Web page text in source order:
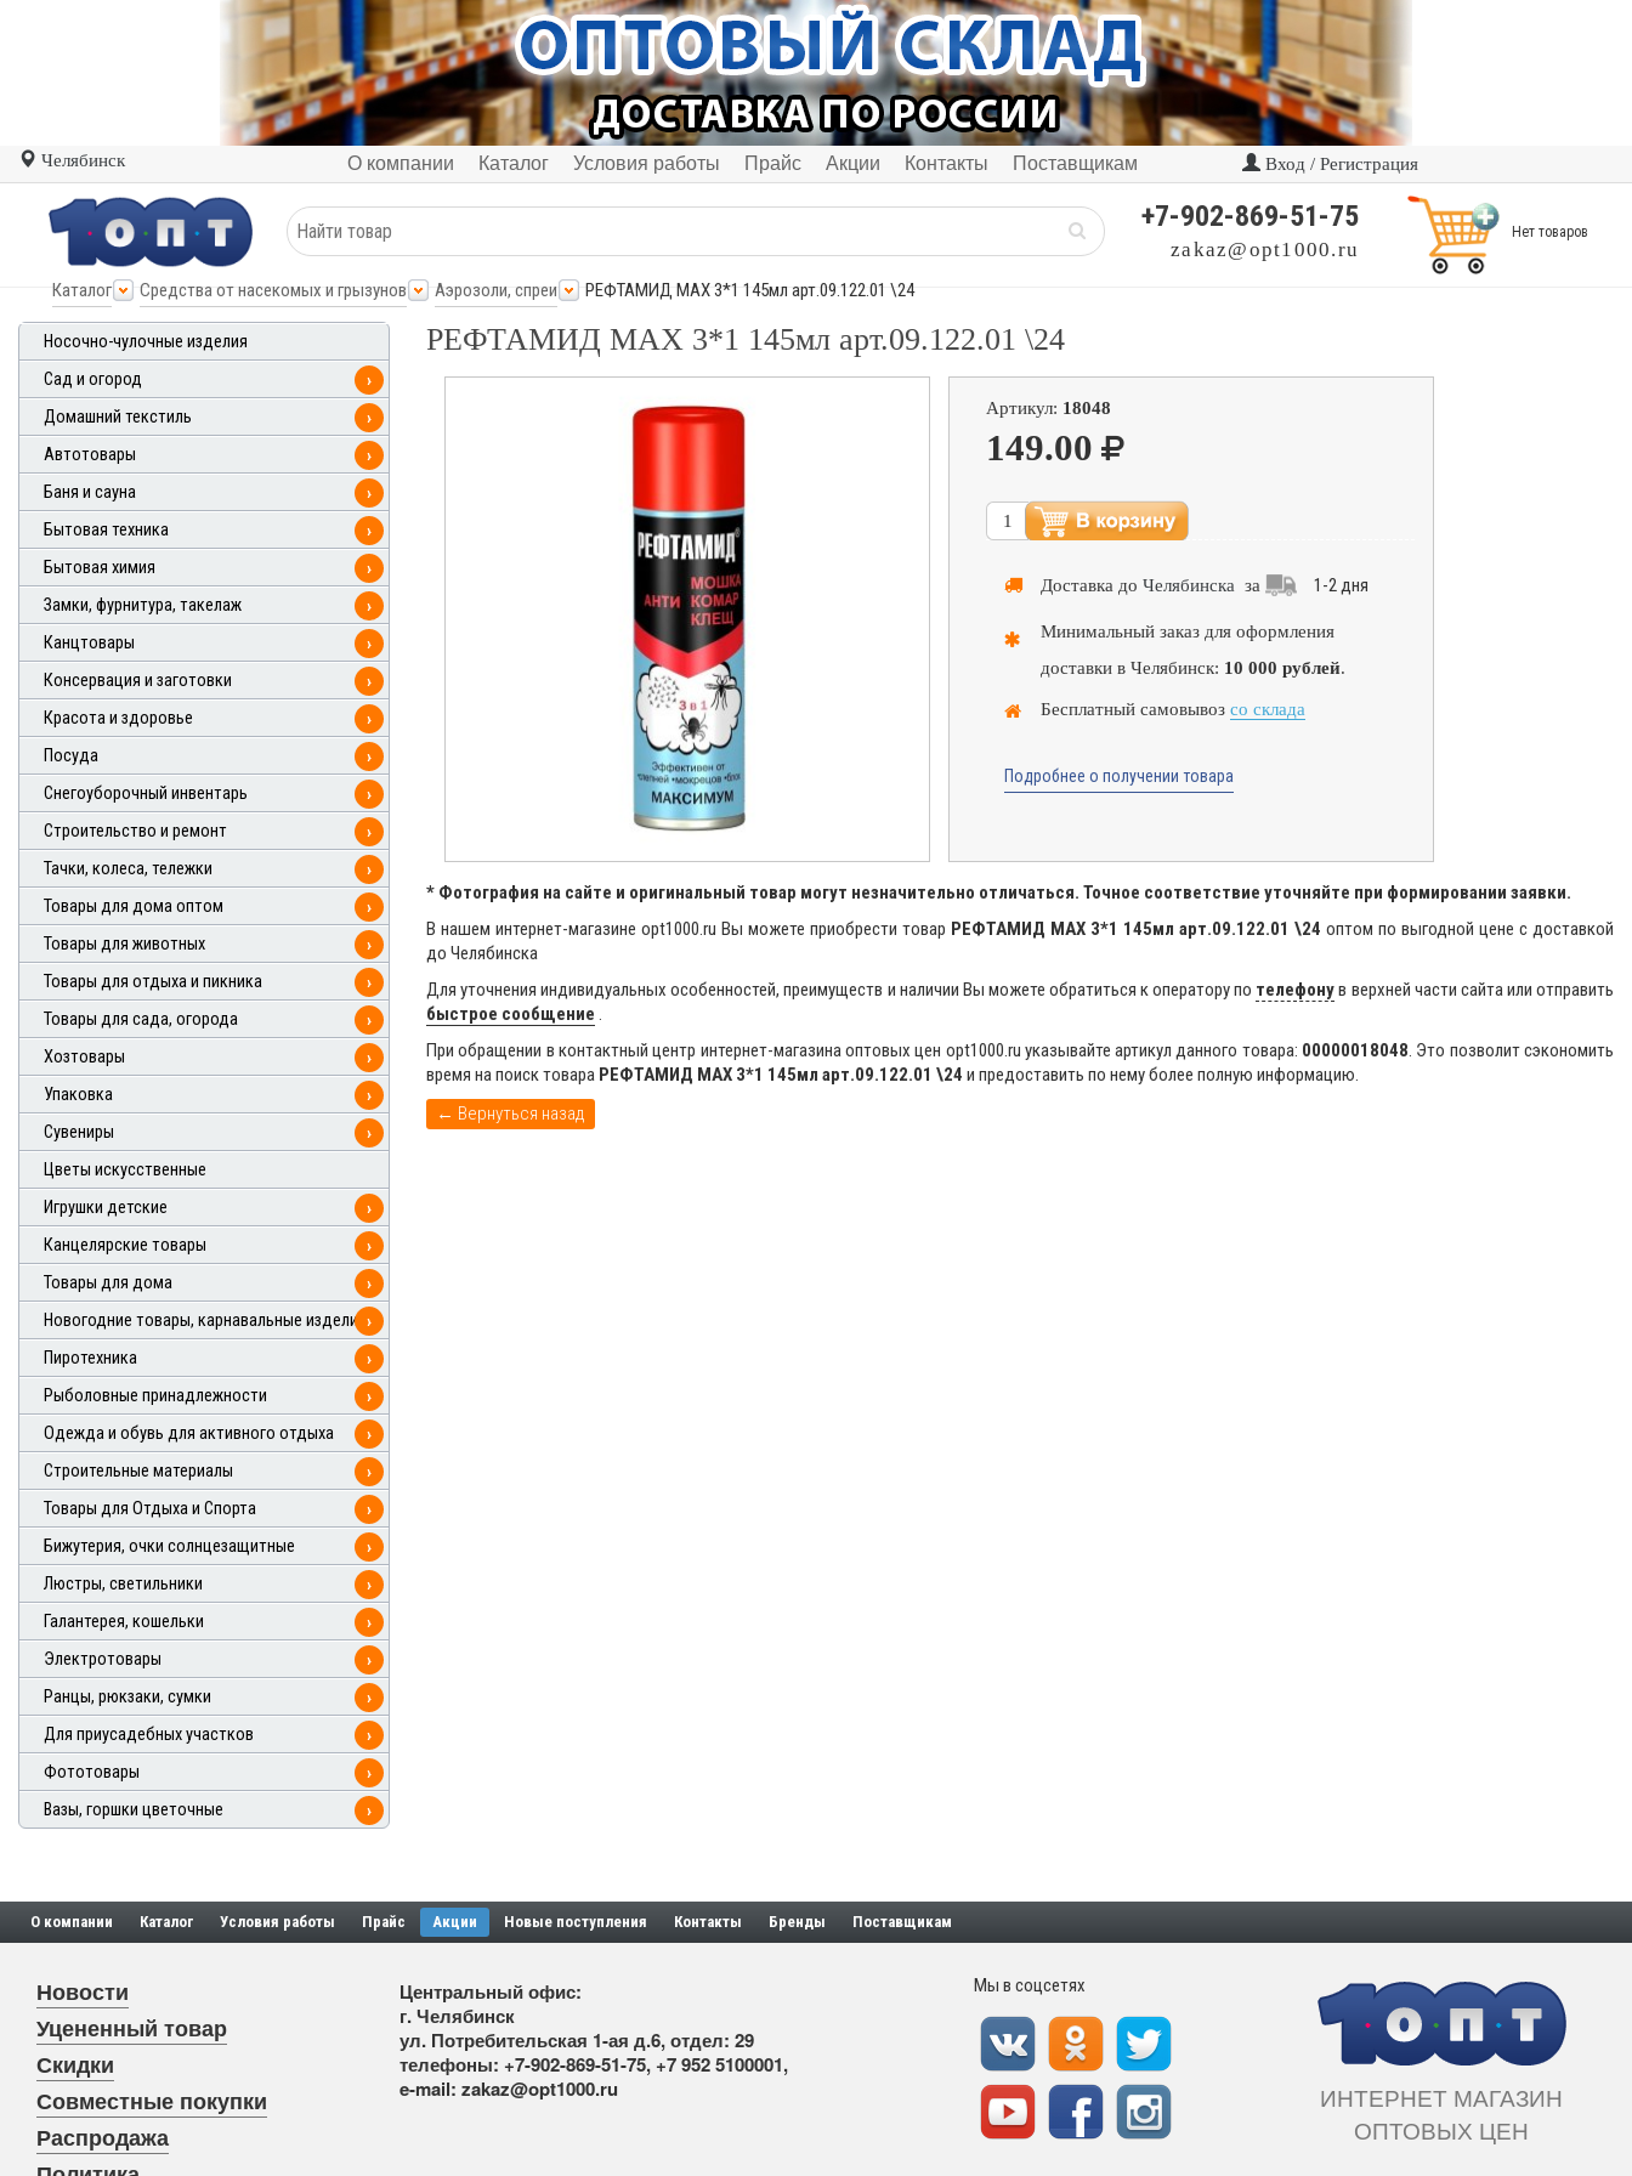
Челябинск О компании Каталог Условия работы Прайс Акции Контакты Поставщикам Вход / Регистрация
+7-902-869-51-75
zakaz@opt1000.ru
Нет товаров
Каталог Средства от насекомых и грызунов Аэрозоли, спреи РЕФТАМИД MAX 3*1 145мл арт.09.122.01 \24
Носочно-чулочные изделия
Сад и огород
›
Домашний текстиль
›
Автотовары
›
Баня и сауна
›
Бытовая техника
›
Бытовая химия
›
Замки, фурнитура, такелаж
›
Канцтовары
›
Консервация и заготовки
›
Красота и здоровье
›
Посуда
›
Снегоуборочный инвентарь
›
Строительство и ремонт
›
Тачки, колеса, тележки
›
Товары для дома оптом
›
Товары для животных
›
Товары для отдыха и пикника
›
Товары для сада, огорода
›
Хозтовары
›
Упаковка
›
Сувениры
›
Цветы искусственные
Игрушки детские
›
Канцелярские товары
›
Товары для дома
›
Новогодние товары, карнавальные изделия ›
Пиротехника
›
Рыболовные принадлежности
›
Одежда и обувь для активного отдыха
›
Строительные материалы
›
Товары для Отдыха и Спорта
›
Бижутерия, очки солнцезащитные
›
Люстры, светильники
›
Галантерея, кошельки
›
Электротовары
›
Ранцы, рюкзаки, сумки
›
Для приусадебных участков
›
Фототовары
›
Вазы, горшки цветочные
›
РЕФТАМИД MAX 3*1 145мл арт.09.122.01 \24
Артикул: 18048
149.00
Доставка до Челябинска за 1-2 дня
Минимальный заказ для оформления
доставки в Челябинск: 10 000 рублей.
Бесплатный самовывоз со склада
Подробнее о получении товара
* Фотография на сайте и оригинальный товар могут незначительно отличаться. Точное соответствие уточняйте при формировании заявки.
В нашем интернет-магазине opt1000.ru Вы можете приобрести товар РЕФТАМИД MAX 3*1 145мл арт.09.122.01 \24 оптом по выгодной цене с доставкой
до Челябинска
Для уточнения индивидуальных особенностей, преимуществ и наличии Вы можете обратиться к оператору по телефонув верхней части сайта или отправить
быстрое сообщение .
При обращении в контактный центр интернет-магазина оптовых цен opt1000.ru указывайте артикул данного товара: 00000018048. Это позволит сэкономить
время на поиск товара РЕФТАМИД MAX 3*1 145мл арт.09.122.01 \24 и предоставить по нему более полную информацию.
О компании Каталог Условия работы Прайс Акции Новые поступления Контакты Бренды Поставщикам
Новости
Уцененный товар
Скидки
Совместные покупки
Распродажа
Центральный офис:
г. Челябинск
ул. Потребительская 1-ая д.6, отдел: 29
телефоны: +7-902-869-51-75, +7 952 5100001,
e-mail: zakaz@opt1000.ru
Мы в соцсетях
ИНТЕРНЕТ МАГАЗИН
ОПТОВЫХ ЦЕН